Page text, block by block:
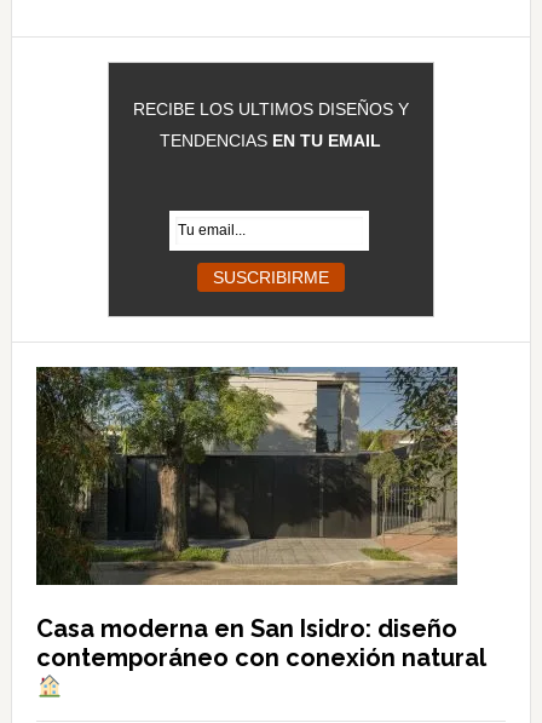
RECIBE LOS ULTIMOS DISEÑOS Y
TENDENCIAS EN TU EMAIL
Casa moderna en San Isidro: diseño
contemporáneo con conexión natural